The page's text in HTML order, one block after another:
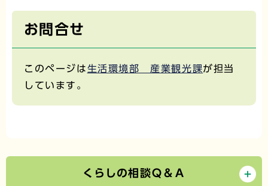
お問合せ
このページは生活環境部 産業観光課が担当
しています。
くらしの相談Ｑ＆Ａ